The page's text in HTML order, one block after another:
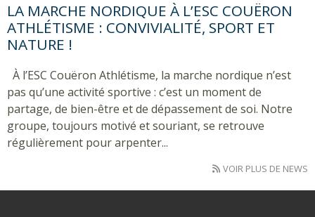
LA MARCHE NORDIQUE À L’ESC COUËRON
ATHLÉTISME : CONVIVIALITÉ, SPORT ET
NATURE !
À l’ESC Couëron Athlétisme, la marche nordique n’est
pas qu’une activité sportive : c’est un moment de
partage, de bien-être et de dépassement de soi. Notre
groupe, toujours motivé et souriant, se retrouve
régulièrement pour arpenter...
VOIR PLUS DE NEWS